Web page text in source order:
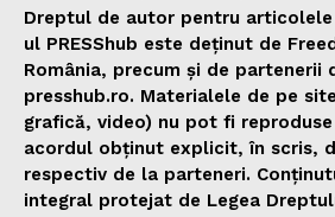
Dreptul de autor pentru
ul PRESShub este deținut de
România, precum și de partenerii
presshub.ro. Materialele de pe
grafică, video) nu pot fi
acordul obținut explicit, în scris,
respectiv de la parteneri.
integral protejat de Legea